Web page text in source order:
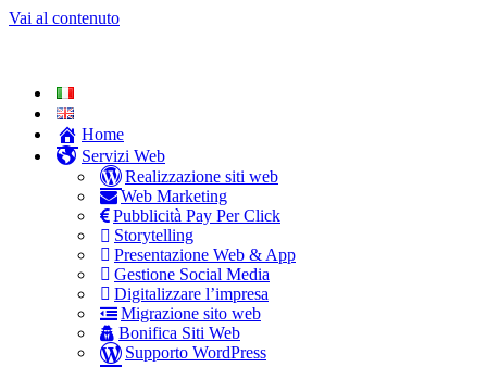
Vai al contenuto
Home
Servizi Web
Realizzazione siti web
Web Marketing
Pubblicità Pay Per Click
Storytelling
Presentazione Web & App
Gestione Social Media
Digitalizzare l’impresa
Migrazione sito web
Bonifica Siti Web
Supporto WordPress